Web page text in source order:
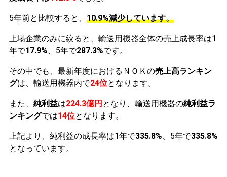
5年前と比較すると、 10.9%減少しています。
上場企業のみに絞ると、輸送用機器全体の売上成長率は1
年で17.9%、5年で287.3%です。
その中でも、最新年度におけるＮＯＫの売上高ランキン
グは、輸送用機器内で24位となります。
また、 純利益は224.3億円 となり、輸送用機器の純利益ラ
ンキングでは14位となります。
上記より、純利益の成長率は1年で335.8%、5年で335.8%
となっています。